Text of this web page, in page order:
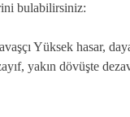
bulabilirsiniz:
Yüksek hasar,
yakın dövüşte